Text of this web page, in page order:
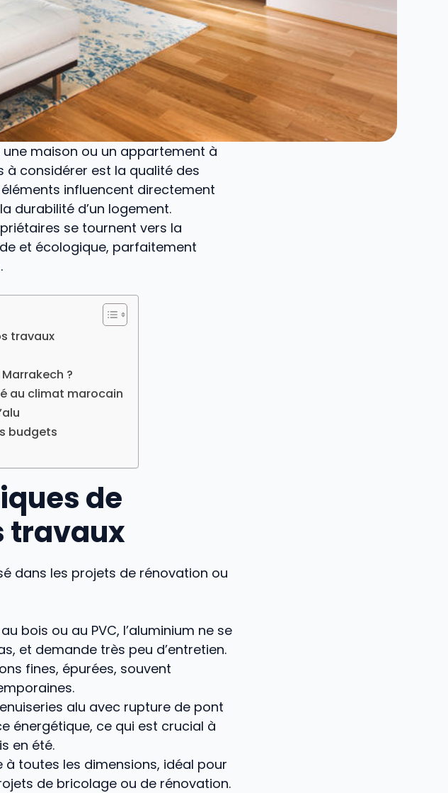
maison ou un appartement à
à considérer est la qualité des
influencent directement
durabilité d’un logement.
se tournent vers la
et écologique, parfaitement
travaux
?
au climat marocain
budgets
de
travaux
dans les projets de rénovation ou
bois ou au PVC, l’aluminium ne se
et demande très peu d’entretien.
fines, épurées, souvent
alu avec rupture de pont
énergétique, ce qui est crucial à
en été.
à toutes les dimensions, idéal pour
de bricolage ou de rénovation.